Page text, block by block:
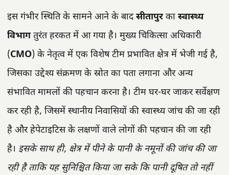
इस गंभीर स्थिति के सामने आने के बादसीतापुरका स्वास्थ्य
विभागतुरंत हरकत में आ गया है। मुख्य चिकित्सा अधिकारी
(CMO) के नेतृत्व में एक विशेष टीम प्रभावित क्षेत्र में भेजी गई है,
जिसका उद्देश्य संक्रमण के स्रोत का पता लगाना और अन्य
संभावित मामलों की पहचान करना है। टीम घर-घर जाकर सर्वेक्षण
कर रही है, जिसमें स्थानीय निवासियों की स्वास्थ्य जांच की जा रही
है और हेपेटाइटिस के लक्षणों वाले लोगों की पहचान की जा रही
है। इसके साथ ही, क्षेत्र में पीने के पानी के नमूनों की जांच की जा
रही है ताकि यह सुनिश्चित किया जा सके कि पानी दूषित तो नहीं